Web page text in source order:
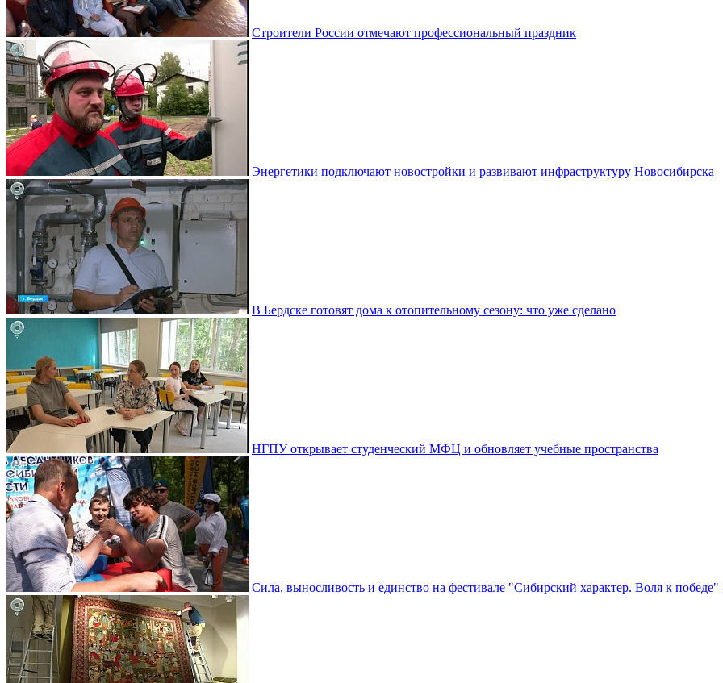
Строители России отмечают профессиональный праздник
Энергетики подключают новостройки и развивают инфраструктуру Новосибирска
В Бердске готовят дома к отопительному сезону: что уже сделано
НГПУ открывает студенческий МФЦ и обновляет учебные пространства
Сила, выносливость и единство на фестивале "Сибирский характер. Воля к победе"